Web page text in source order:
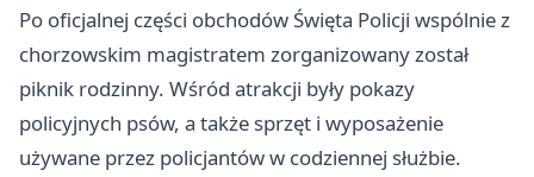
Po oficjalnej części obchodów Święta Policji wspólnie z
chorzowskim magistratem zorganizowany został
piknik rodzinny. Wśród atrakcji były pokazy
policyjnych psów, a także sprzęt i wyposażenie
używane przez policjantów w codziennej służbie.